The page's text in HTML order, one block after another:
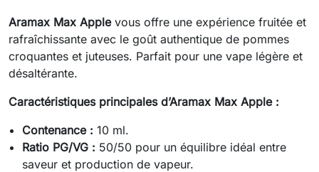
Aramax Max Applevous offre une expérience fruitée et
rafraîchissante avec le goût authentique de pommes
croquantes et juteuses. Parfait pour une vape légère et
désaltérante.
Caractéristiques principales d’Aramax Max Apple :
Contenance : 10 ml.
Ratio PG/VG : 50/50 pour un équilibre idéal entre
saveur et production de vapeur.